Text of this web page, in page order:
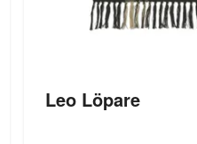
Leo Löpare